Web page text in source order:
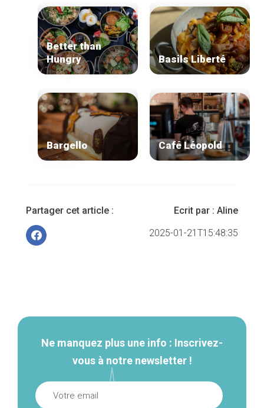
Better than
Hungry
Basils Liberté
Bargello Café Léopold
Partager cet article : Ecrit par : Aline
2025-01-21T15:48:35
Ne manquez plus une info : Inscrivez-
vous à notre newsletter !